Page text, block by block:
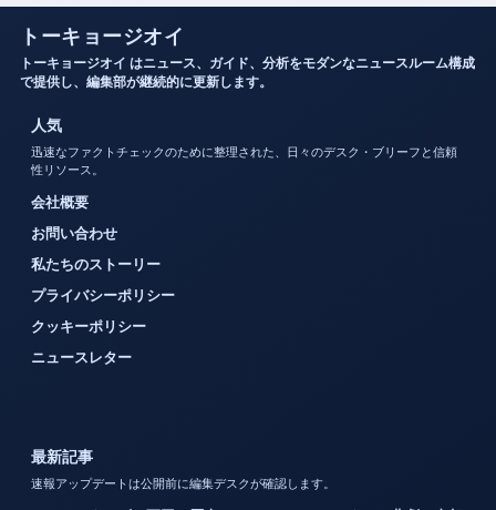
トーキョージオイ
トーキョージオイ はニュース、ガイド、分析をモダンなニュースルーム構成
で提供し、編集部が継続的に更新します。
人気
迅速なファクトチェックのために整理された、日々のデスク・ブリーフと信頼
性リソース。
会社概要
お問い合わせ
私たちのストーリー
プライバシーポリシー
クッキーポリシー
ニュースレター
最新記事
速報アップデートは公開前に編集デスクが確認します。